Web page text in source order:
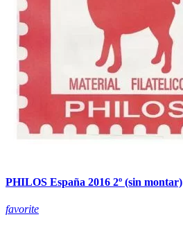
PHILOS España 2016 2º (sin montar)
favorite